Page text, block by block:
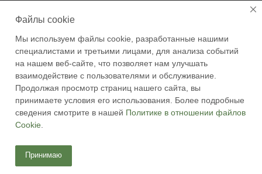
2026 © Academyfishing - продажа товаров для рыбалки по
Москве и России
Файлы cookie
Мы используем файлы cookie, разработанные нашими
специалистами и третьими лицами, для анализа событий
на нашем веб-сайте, что позволяет нам улучшать
взаимодействие с пользователями и обслуживание.
Продолжая просмотр страниц нашего сайта, вы
принимаете условия его использования. Более подробные
сведения смотрите в нашей Политике в отношении файлов
Cookie
Принимаю